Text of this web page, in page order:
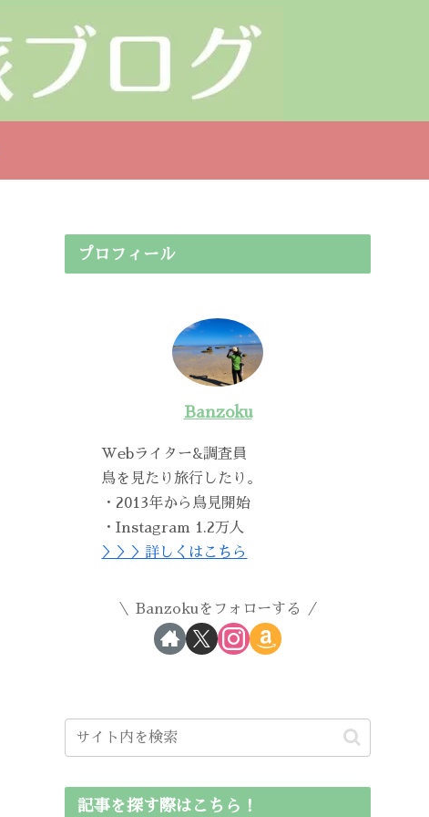
プロフィール
Banzoku
Webライター&調査員
鳥を見たり旅行したり。
・2013年から鳥見開始
・Instagram 1.2万人
＞＞＞詳しくはこちら
Banzokuをフォローする
記事を探す際はこちら！